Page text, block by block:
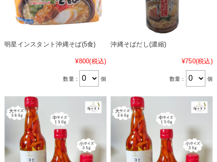
明星インスタント沖縄そば(5食)
¥800(税込)
数量： 個
沖縄そばだし(濃縮)
¥750(税込)
数量： 個